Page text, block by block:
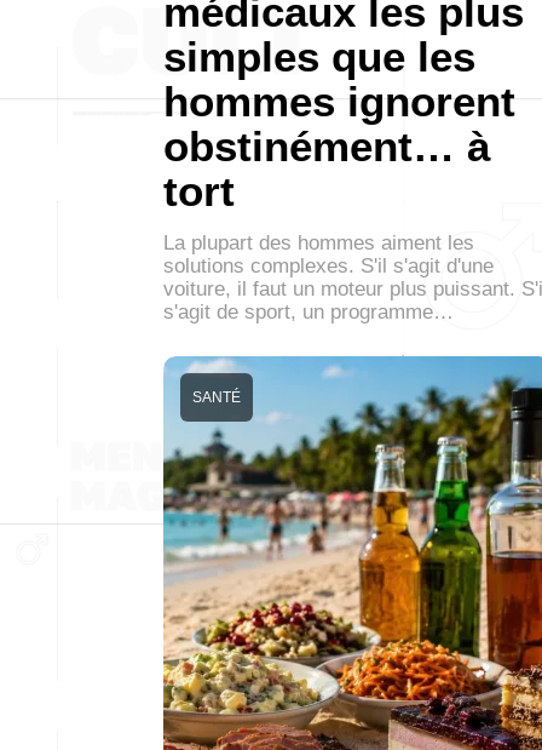
médicaux les plus
simples que les
hommes ignorent
obstinément… à
tort
La plupart des hommes aiment les
solutions complexes. S'il s'agit d'une
voiture, il faut un moteur plus puissant.
s'agit de sport, un programme…
SANTÉ